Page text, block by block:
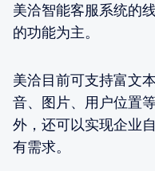
美洽智能客服系统的
的功能为主。
美洽目前可支持富文
音、图片、用户位置
外，还可以实现企业
有需求。